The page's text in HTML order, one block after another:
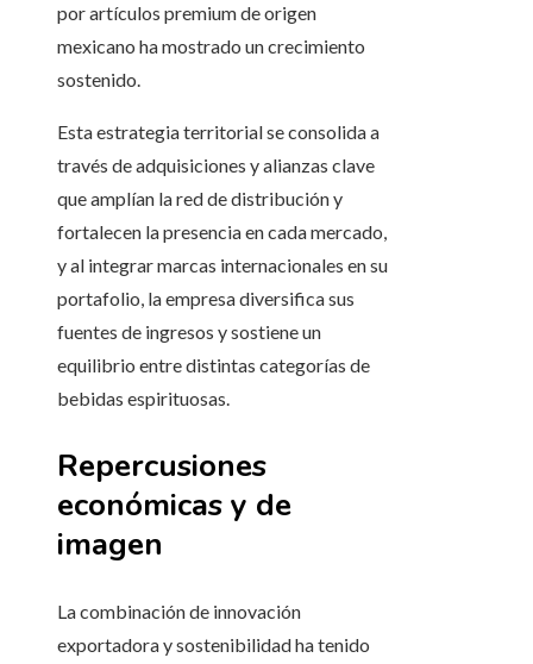
por artículos premium de origen
mexicano ha mostrado un crecimiento
sostenido.
Esta estrategia territorial se consolida a
través de adquisiciones y alianzas clave
que amplían la red de distribución y
fortalecen la presencia en cada mercado,
y al integrar marcas internacionales en su
portafolio, la empresa diversifica sus
fuentes de ingresos y sostiene un
equilibrio entre distintas categorías de
bebidas espirituosas.
Repercusiones
económicas y de
imagen
La combinación de innovación
exportadora y sostenibilidad ha tenido